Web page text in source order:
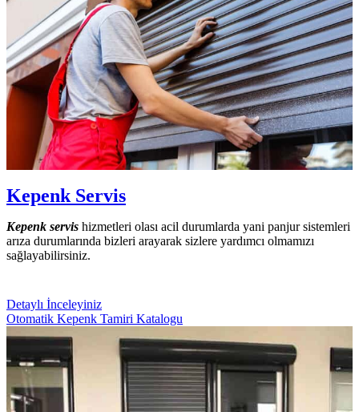
Kepenk Servis
Kepenk servis hizmetleri olası acil durumlarda yani panjur sistemleri
arıza durumlarında bizleri arayarak sizlere yardımcı olmamızı
sağlayabilirsiniz.
Detaylı İnceleyiniz
Otomatik Kepenk Tamiri Katalogu